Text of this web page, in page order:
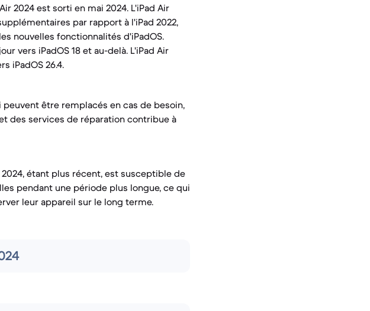
2024 est sorti en mai 2024. L'iPad Air
par rapport à l'iPad 2022,
nouvelles fonctionnalités d'iPadOS.
vers iPadOS 18 et au-delà. L'iPad Air
iPadOS 26.4.
être remplacés en cas de besoin,
des services de réparation contribue à
étant plus récent, est susceptible de
pendant une période plus longue, ce qui
leur appareil sur le long terme.